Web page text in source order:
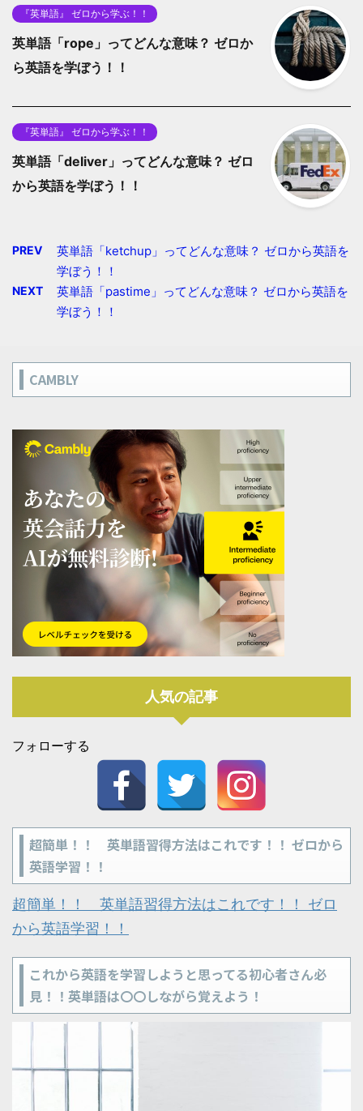
『英単語』 ゼロから学ぶ！！
英単語「rope」ってどんな意味？ ゼロか
ら英語を学ぼう！！
『英単語』 ゼロから学ぶ！！
英単語「deliver」ってどんな意味？ ゼロ
から英語を学ぼう！！
PREV
英単語「ketchup」ってどんな意味？ ゼロから英語を
学ぼう！！
NEXT
英単語「pastime」ってどんな意味？ ゼロから英語を
学ぼう！！
CAMBLY
人気の記事
フォローする
超簡単！！ 英単語習得方法はこれです！！ ゼロから
英語学習！！
超簡単！！ 英単語習得方法はこれです！！ ゼロ
から英語学習！！
これから英語を学習しようと思ってる初心者さん必
見！！英単語は〇〇しながら覚えよう！